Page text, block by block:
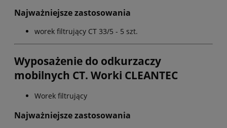
Najważniejsze zastosowania
worek filtrujący CT 33/5 - 5 szt.
Wyposażenie do odkurzaczy
mobilnych CT. Worki CLEANTEC
Worek filtrujący
Najważniejsze zastosowania